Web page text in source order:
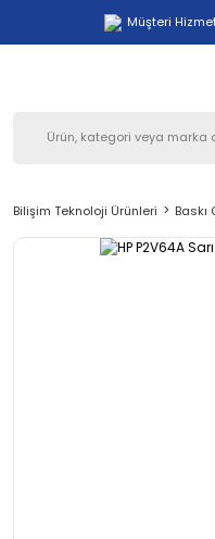
Müşteri
Bilişim Teknoloji Ürünleri Baskı